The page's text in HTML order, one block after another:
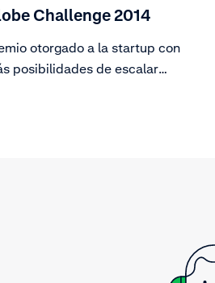
Challenge 2014
otorgado a la startup con
posibilidades de escalar